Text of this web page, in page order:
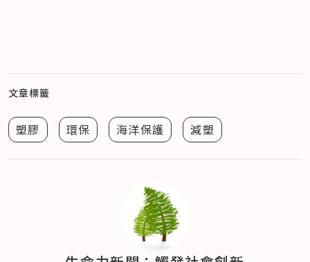
文章標籤
塑膠 環保 海洋保護 減塑